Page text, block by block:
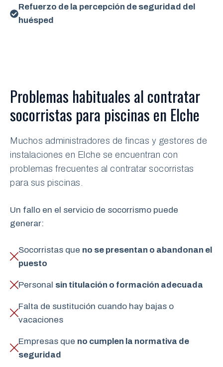
Refuerzo de la percepción de seguridad del
huésped
Problemas habituales al contratar
socorristas para piscinas en Elche
Muchos administradores de fincas y gestores de
instalaciones en Elche se encuentran con
problemas frecuentes al contratar socorristas
para sus piscinas.
Un fallo en el servicio de socorrismo puede
generar:
Socorristas que no se presentan o abandonan el
puesto
Personal sin titulación o formación adecuada
Falta de sustitución cuando hay bajas o
vacaciones
Empresas que no cumplen la normativa de
seguridad